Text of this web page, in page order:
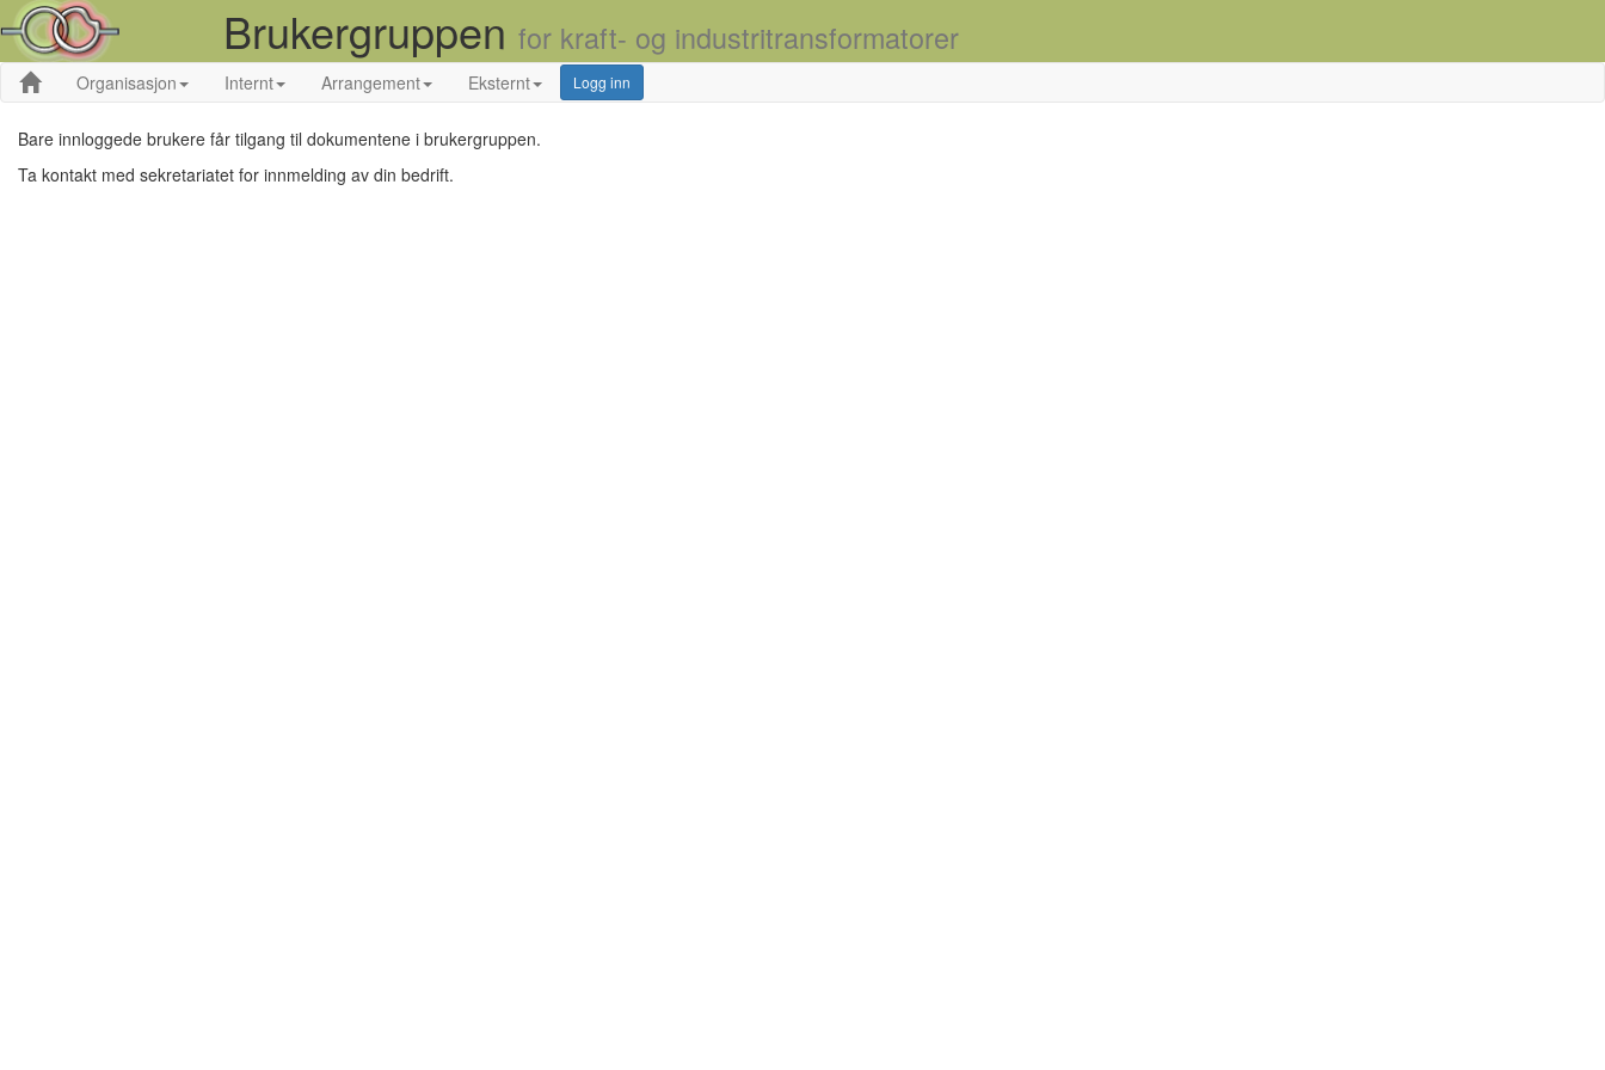
Brukergruppen for kraft- og industritransformatorer
Organisasjon Internt Arrangement Eksternt Logg inn
Bare innloggede brukere får tilgang til dokumentene i brukergruppen.
Ta kontakt med sekretariatet for innmelding av din bedrift.